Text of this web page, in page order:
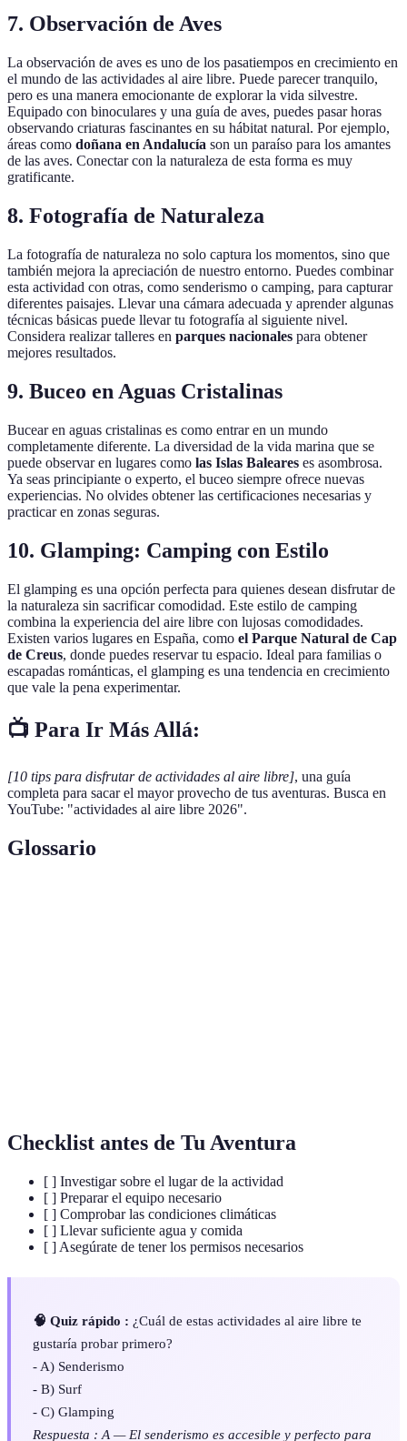
7. Observación de Aves
La observación de aves es uno de los pasatiempos en crecimiento en
el mundo de las actividades al aire libre. Puede parecer tranquilo,
pero es una manera emocionante de explorar la vida silvestre.
Equipado con binoculares y una guía de aves, puedes pasar horas
observando criaturas fascinantes en su hábitat natural. Por ejemplo,
áreas como doñana en Andalucía son un paraíso para los amantes
de las aves. Conectar con la naturaleza de esta forma es muy
gratificante.
8. Fotografía de Naturaleza
La fotografía de naturaleza no solo captura los momentos, sino que
también mejora la apreciación de nuestro entorno. Puedes combinar
esta actividad con otras, como senderismo o camping, para capturar
diferentes paisajes. Llevar una cámara adecuada y aprender algunas
técnicas básicas puede llevar tu fotografía al siguiente nivel.
Considera realizar talleres en parques nacionales para obtener
mejores resultados.
9. Buceo en Aguas Cristalinas
Bucear en aguas cristalinas es como entrar en un mundo
completamente diferente. La diversidad de la vida marina que se
puede observar en lugares como las Islas Baleares es asombrosa.
Ya seas principiante o experto, el buceo siempre ofrece nuevas
experiencias. No olvides obtener las certificaciones necesarias y
practicar en zonas seguras.
10. Glamping: Camping con Estilo
El glamping es una opción perfecta para quienes desean disfrutar de
la naturaleza sin sacrificar comodidad. Este estilo de camping
combina la experiencia del aire libre con lujosas comodidades.
Existen varios lugares en España, como el Parque Natural de Cap
de Creus, donde puedes reservar tu espacio. Ideal para familias o
escapadas románticas, el glamping es una tendencia en crecimiento
que vale la pena experimentar.
📺 Para Ir Más Allá:
[10 tips para disfrutar de actividades al aire libre], una guía
completa para sacar el mayor provecho de tus aventuras. Busca en
YouTube: "actividades al aire libre 2026".
Glossario
Checklist antes de Tu Aventura
[ ] Investigar sobre el lugar de la actividad
[ ] Preparar el equipo necesario
[ ] Comprobar las condiciones climáticas
[ ] Llevar suficiente agua y comida
[ ] Asegúrate de tener los permisos necesarios
🧠 Quiz rápido : ¿Cuál de estas actividades al aire libre te
gustaría probar primero?
- A) Senderismo
- B) Surf
- C) Glamping
Respuesta : A — El senderismo es accesible y perfecto para